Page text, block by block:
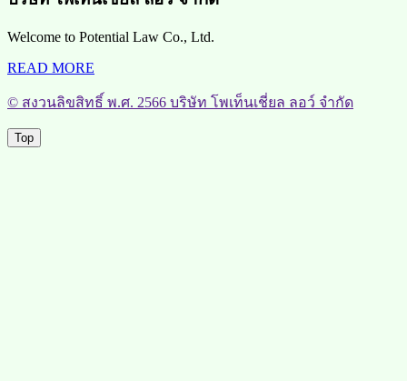
Welcome to Potential Law Co., Ltd.
READ MORE
© สงวนลิขสิทธิ์ พ.ศ. 2566 บริษัท โพเท็นเชี่ยล ลอว์ จำกัด
Top